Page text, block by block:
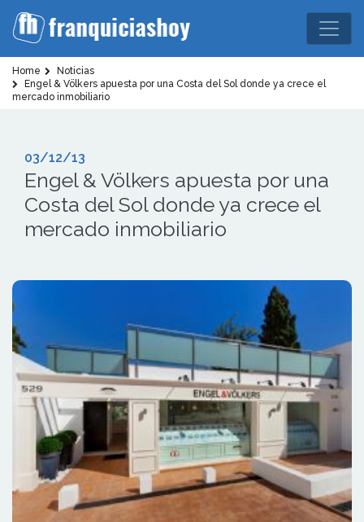
Home
Noticias
Engel & Völkers apuesta por una Costa del Sol donde ya crece el
mercado inmobiliario
03/12/13
Engel & Völkers apuesta por una
Costa del Sol donde ya crece el
mercado inmobiliario